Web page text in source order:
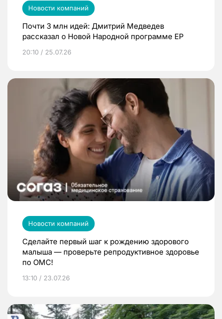
Новости компаний
Почти 3 млн идей: Дмитрий Медведев
рассказал о Новой Народной программе ЕР
20:10 / 25.07.26
Новости компаний
Сделайте первый шаг к рождению здорового
малыша — проверьте репродуктивное здоровье
по ОМС!
13:10 / 23.07.26